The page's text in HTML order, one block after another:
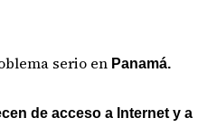
serio en Panamá.
de acceso a Internet y a